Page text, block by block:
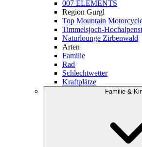
007 ELEMENTS
Region Gurgl
Top Mountain
Timmelsjoch-
Naturlounge Zirbenwald
Arten
Familie
Rad
Schlechtwetter
Kraftplätze
Familie &